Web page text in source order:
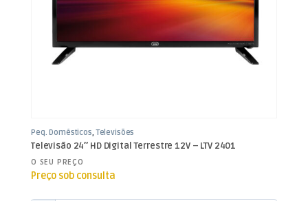
Peq. Domésticos,Televisões
Televisão 24″ HD Digital Terrestre 12V – LTV 2401
O SEU PREÇO
Preço sob consulta